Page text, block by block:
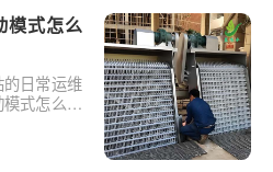
模式怎么
日常运维
式怎么操
节。以某